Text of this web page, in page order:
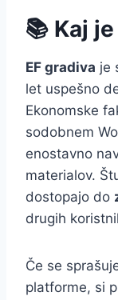
📚 Kaj
EF gradiva je
let uspešno
Ekonomske
sodobnem
enostavno
materialov.
dostopajo do
drugih
Če se
platforme, si